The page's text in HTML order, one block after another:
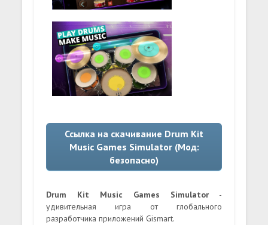
Ссылка на скачивание Drum Kit
Music Games Simulator (Мод:
безопасно)
Drum Kit Music Games Simulator-
удивительная игра от глобального
разработчика приложений Gismart.